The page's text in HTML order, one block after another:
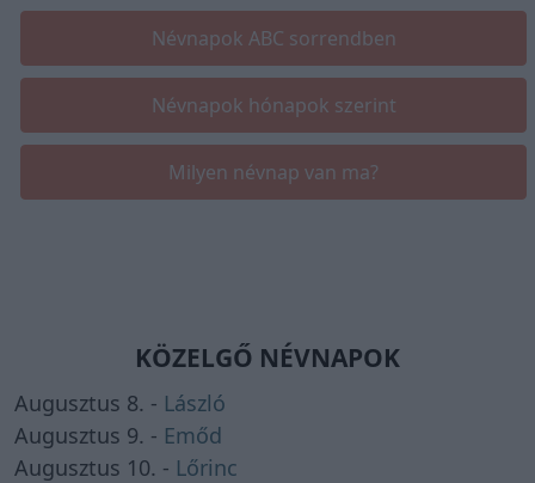
Névnapok ABC sorrendben
Névnapok hónapok szerint
Milyen névnap van ma?
KÖZELGŐ NÉVNAPOK
Augusztus 8. - László
Augusztus 9. - Emőd
Augusztus 10. - Lőrinc